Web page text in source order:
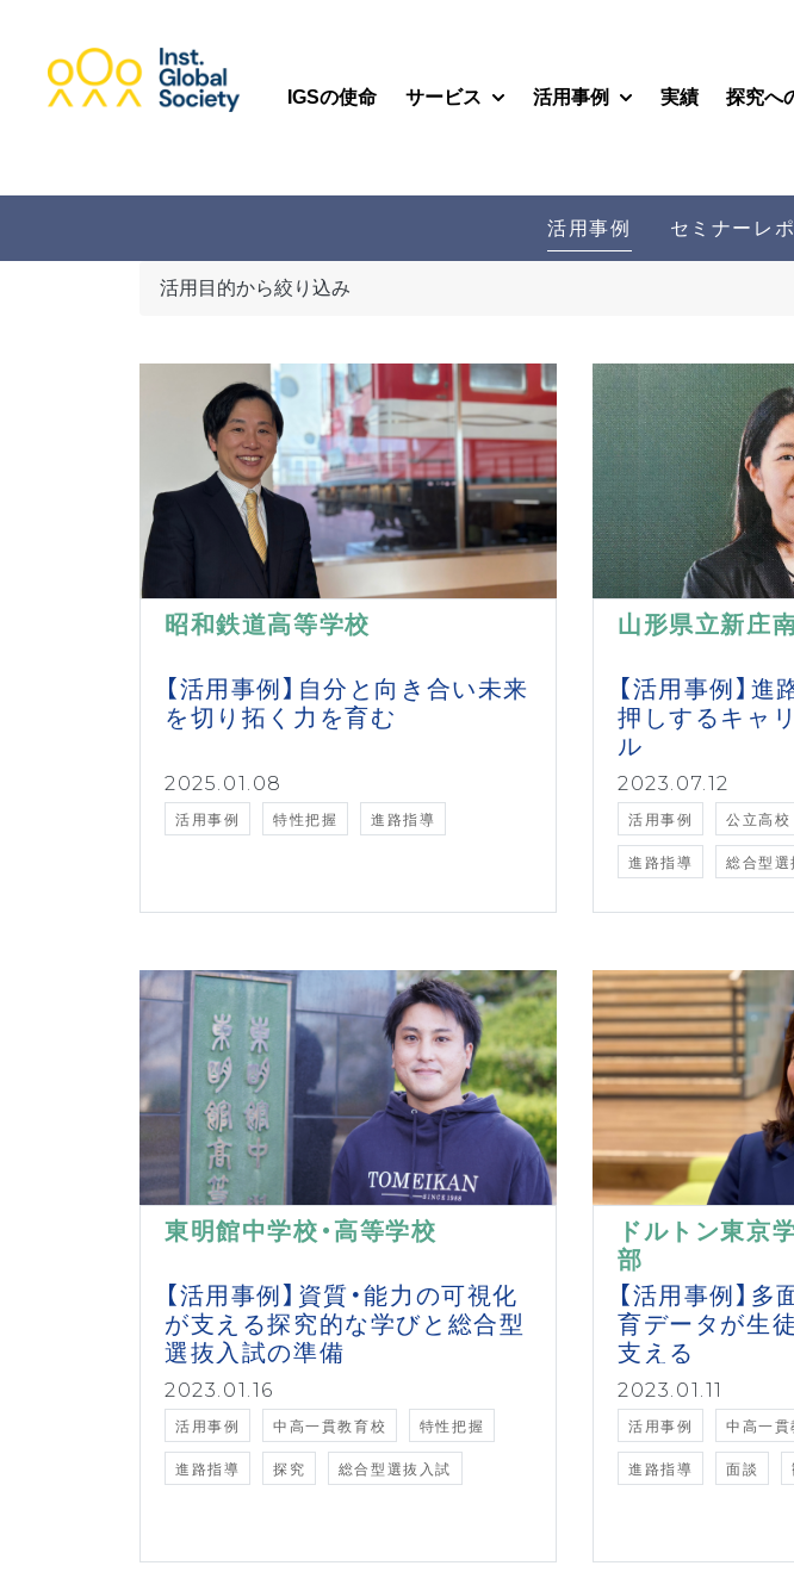
IGSの使命 サービス
Show submenu for サービス
活用事例
Show submenu for 活
実績 探究へ
活用事例 セミナーレ
活用目的から絞り込み
昭和鉄道高等学校
【活用事例】自分と向き合い未来
を切り拓く力を育む
2025.01.08
活用事例 特性把握 進路指導
山形県立新庄
【活用事例】進
押しするキャ
ル
2023.07.12
活用事例 公立高校
進路指導 総合型
東明館中学校・高等学校
【活用事例】資質・能力の可視化
が支える探究的な学びと総合型
選抜入試の準備
2023.01.16
活用事例 中高一貫教育校 特性把握
進路指導 探究 総合型選抜入試
ドルトン東京
部
【活用事例】多
育データが生
支える
2023.01.11
活用事例 中高一貫
進路指導 面談